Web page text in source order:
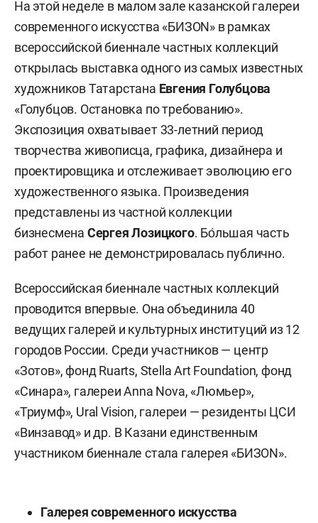
На этой неделе в малом зале казанской галереи
современного искусства «БИЗОN» в рамках
всероссийской биеннале частных коллекций
открылась выставка одного из самых известных
художников Татарстана Евгения Голубцова
«Голубцов. Остановка по требованию».
Экспозиция охватывает 33-летний период
творчества живописца, графика, дизайнера и
проектировщика и отслеживает эволюцию его
художественного языка. Произведения
представлены из частной коллекции
бизнесмена Сергея Лозицкого. Бо́льшая часть
работ ранее не демонстрировалась публично.
Всероссийская биеннале частных коллекций
проводится впервые. Она объединила 40
ведущих галерей и культурных институций из 12
городов России. Среди участников — центр
«Зотов», фонд Ruarts, Stella Art Foundation, фонд
«Синара», галереи Anna Nova, «Люмьер»,
«Триумф», Ural Vision, галереи — резиденты ЦСИ
«Винзавод» и др. В Казани единственным
участником биеннале стала галерея «БИЗON».
Галерея современного искусства